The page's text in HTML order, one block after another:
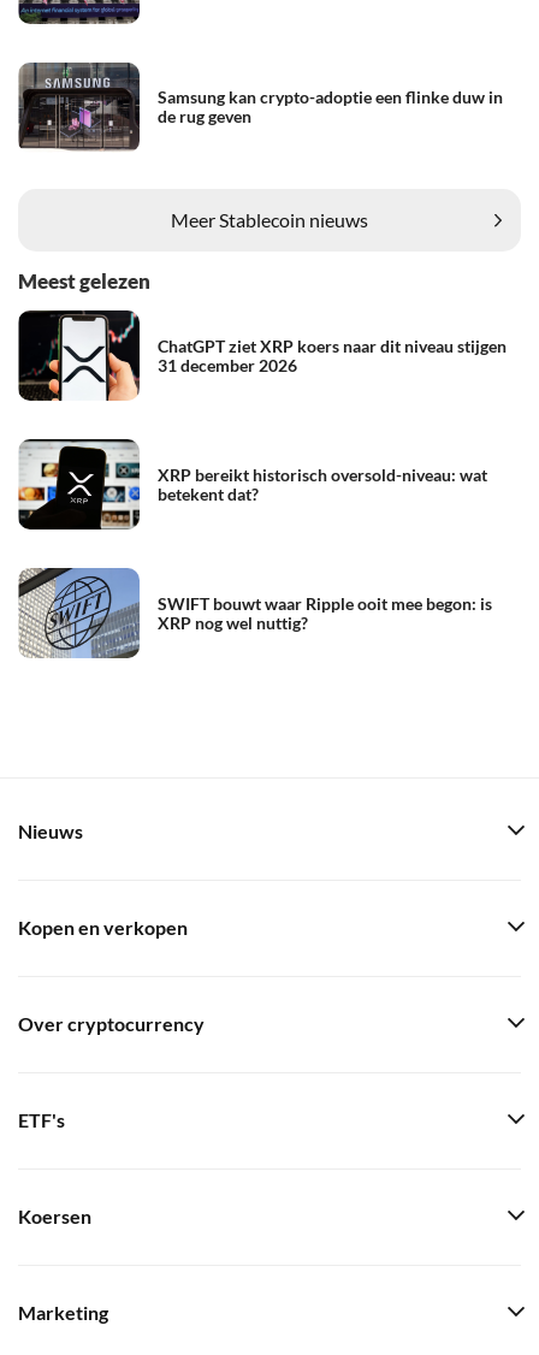
Samsung kan crypto-adoptie een flinke duw in
de rug geven
Meer Stablecoin nieuws
Meest gelezen
ChatGPT ziet XRP koers naar dit niveau stijgen
31 december 2026
XRP bereikt historisch oversold-niveau: wat
betekent dat?
SWIFT bouwt waar Ripple ooit mee begon: is
XRP nog wel nuttig?
Nieuws
Kopen en verkopen
Over cryptocurrency
ETF's
Koersen
Marketing